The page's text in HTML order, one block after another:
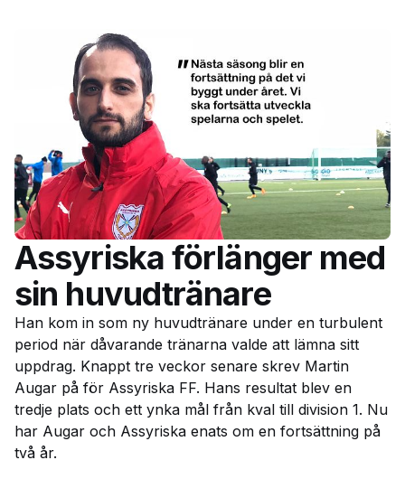
Assyriska förlänger med
sin huvudtränare
Han kom in som ny huvudtränare under en turbulent
period när dåvarande tränarna valde att lämna sitt
uppdrag. Knappt tre veckor senare skrev Martin
Augar på för Assyriska FF. Hans resultat blev en
tredje plats och ett ynka mål från kval till division 1. Nu
har Augar och Assyriska enats om en fortsättning på
två år.